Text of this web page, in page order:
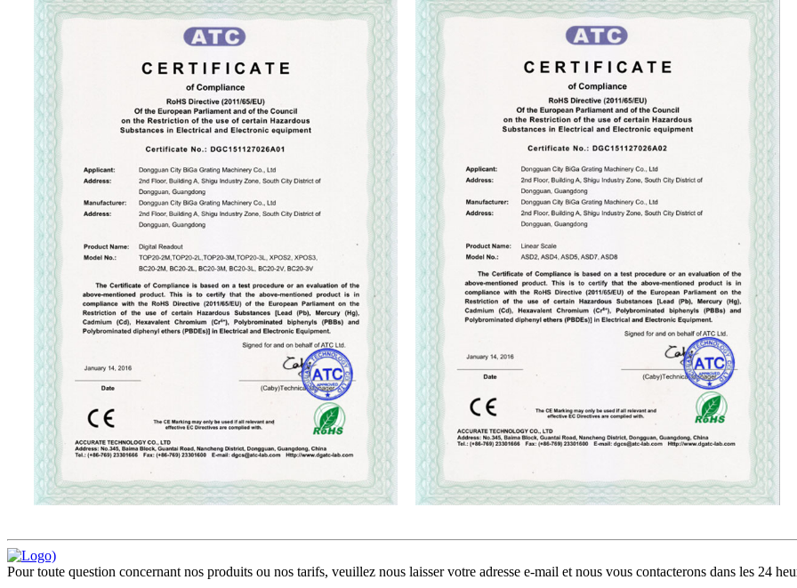
Pour toute question concernant nos produits ou nos tarifs, veuillez nous laisser votre adresse e-mail et nous vous contacterons dans les 24